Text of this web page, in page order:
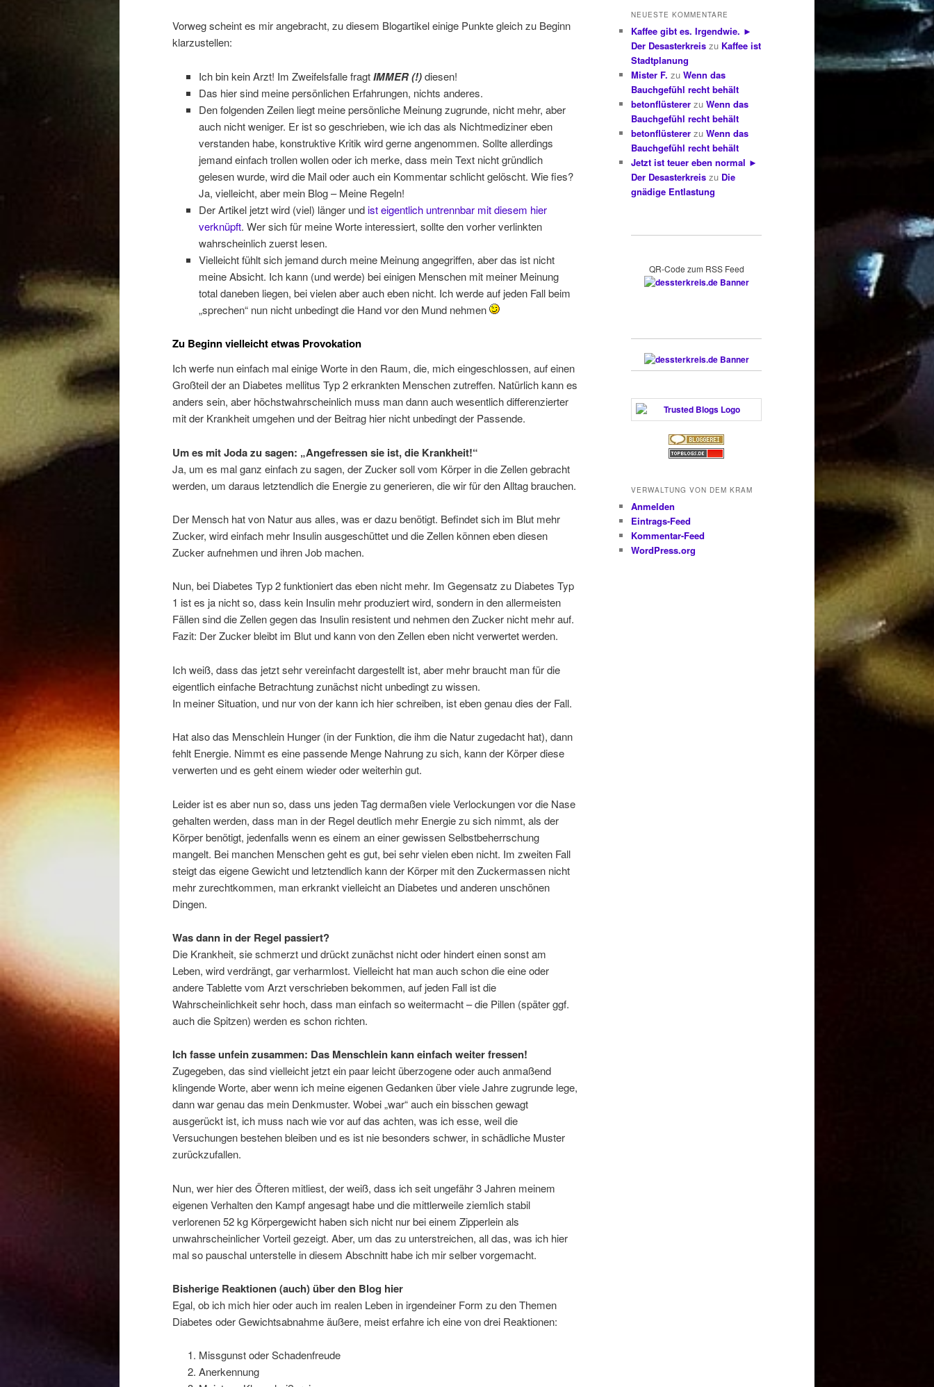
Vorweg scheint es mir angebracht, zu diesem Blogartikel einige Punkte gleich zu Beginn
klarzustellen:
Ich bin kein Arzt! Im Zweifelsfalle fragtIMMER (!)diesen!
Das hier sind meine persönlichen Erfahrungen, nichts anderes.
Den folgenden Zeilen liegt meine persönliche Meinung zugrunde, nicht mehr, aber
auch nicht weniger. Er ist so geschrieben, wie ich das als Nichtmediziner eben
verstanden habe, konstruktive Kritik wird gerne angenommen. Sollte allerdings
jemand einfach trollen wollen oder ich merke, dass mein Text nicht gründlich
gelesen wurde, wird die Mail oder auch ein Kommentar schlicht gelöscht. Wie fies?
Ja, vielleicht, aber mein Blog – Meine Regeln!
Der Artikel jetzt wird (viel) länger undist eigentlich untrennbar mit diesem hier
verknüpft. Wer sich für meine Worte interessiert, sollte den vorher verlinkten
wahrscheinlich zuerst lesen.
Vielleicht fühlt sich jemand durch meine Meinung angegriffen, aber das ist nicht
meine Absicht. Ich kann (und werde) bei einigen Menschen mit meiner Meinung
total daneben liegen, bei vielen aber auch eben nicht. Ich werde auf jeden Fall beim
„sprechen“ nun nicht unbedingt die Hand vor den Mund nehmen
Zu Beginn vielleicht etwas Provokation
Ich werfe nun einfach mal einige Worte in den Raum, die, mich eingeschlossen, auf einen
Großteil der an Diabetes mellitus Typ 2 erkrankten Menschen zutreffen. Natürlich kann es
anders sein, aber höchstwahrscheinlich muss man dann auch wesentlich differenzierter
mit der Krankheit umgehen und der Beitrag hier nicht unbedingt der Passende.
Um es mit Joda zu sagen: „Angefressen sie ist, die Krankheit!“
Ja, um es mal ganz einfach zu sagen, der Zucker soll vom Körper in die Zellen gebracht
werden, um daraus letztendlich die Energie zu generieren, die wir für den Alltag brauchen.
Der Mensch hat von Natur aus alles, was er dazu benötigt. Befindet sich im Blut mehr
Zucker, wird einfach mehr Insulin ausgeschüttet und die Zellen können eben diesen
Zucker aufnehmen und ihren Job machen.
Nun, bei Diabetes Typ 2 funktioniert das eben nicht mehr. Im Gegensatz zu Diabetes Typ
1 ist es ja nicht so, dass kein Insulin mehr produziert wird, sondern in den allermeisten
Fällen sind die Zellen gegen das Insulin resistent und nehmen den Zucker nicht mehr auf.
Fazit: Der Zucker bleibt im Blut und kann von den Zellen eben nicht verwertet werden.
Ich weiß, dass das jetzt sehr vereinfacht dargestellt ist, aber mehr braucht man für die
eigentlich einfache Betrachtung zunächst nicht unbedingt zu wissen.
In meiner Situation, und nur von der kann ich hier schreiben, ist eben genau dies der Fall.
Hat also das Menschlein Hunger (in der Funktion, die ihm die Natur zugedacht hat), dann
fehlt Energie. Nimmt es eine passende Menge Nahrung zu sich, kann der Körper diese
verwerten und es geht einem wieder oder weiterhin gut.
Leider ist es aber nun so, dass uns jeden Tag dermaßen viele Verlockungen vor die Nase
gehalten werden, dass man in der Regel deutlich mehr Energie zu sich nimmt, als der
Körper benötigt, jedenfalls wenn es einem an einer gewissen Selbstbeherrschung
mangelt. Bei manchen Menschen geht es gut, bei sehr vielen eben nicht. Im zweiten Fall
steigt das eigene Gewicht und letztendlich kann der Körper mit den Zuckermassen nicht
mehr zurechtkommen, man erkrankt vielleicht an Diabetes und anderen unschönen
Dingen.
Was dann in der Regel passiert?
Die Krankheit, sie schmerzt und drückt zunächst nicht oder hindert einen sonst am
Leben, wird verdrängt, gar verharmlost. Vielleicht hat man auch schon die eine oder
andere Tablette vom Arzt verschrieben bekommen, auf jeden Fall ist die
Wahrscheinlichkeit sehr hoch, dass man einfach so weitermacht – die Pillen (später ggf.
auch die Spitzen) werden es schon richten.
Ich fasse unfein zusammen: Das Menschlein kann einfach weiter fressen!
Zugegeben, das sind vielleicht jetzt ein paar leicht überzogene oder auch anmaßend
klingende Worte, aber wenn ich meine eigenen Gedanken über viele Jahre zugrunde lege,
dann war genau das mein Denkmuster. Wobei „war“ auch ein bisschen gewagt
ausgerückt ist, ich muss nach wie vor auf das achten, was ich esse, weil die
Versuchungen bestehen bleiben und es ist nie besonders schwer, in schädliche Muster
zurückzufallen.
Nun, wer hier des Öfteren mitliest, der weiß, dass ich seit ungefähr 3 Jahren meinem
eigenen Verhalten den Kampf angesagt habe und die mittlerweile ziemlich stabil
verlorenen 52 kg Körpergewicht haben sich nicht nur bei einem Zipperlein als
unwahrscheinlicher Vorteil gezeigt. Aber, um das zu unterstreichen, all das, was ich hier
mal so pauschal unterstelle in diesem Abschnitt habe ich mir selber vorgemacht.
Bisherige Reaktionen (auch) über den Blog hier
Egal, ob ich mich hier oder auch im realen Leben in irgendeiner Form zu den Themen
Diabetes oder Gewichtsabnahme äußere, meist erfahre ich eine von drei Reaktionen:
Missgunst oder Schadenfreude
Anerkennung
NEUESTE KOMMENTARE
Kaffee gibt es. Irgendwie. ►
Der Desasterkreis zu Kaffee ist
Stadtplanung
Mister F. zu Wenn das
Bauchgefühl recht behält
betonflüsterer zu Wenn das
Bauchgefühl recht behält
betonflüsterer zu Wenn das
Bauchgefühl recht behält
Jetzt ist teuer eben normal ►
Der Desasterkreis zu Die
gnädige Entlastung
QR-Code zum RSS Feed
VERWALTUNG VON DEM KRAM
Anmelden
Eintrags-Feed
Kommentar-Feed
WordPress.org